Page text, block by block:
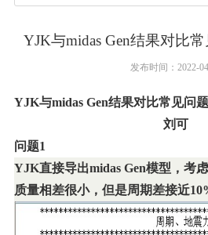
YJK与midas Gen结果对比
发布时间：2022-
YJK与midas Gen结果对比常见问题
刘可
问题1
YJK直接导出midas Gen模型，考
质量相差很小，但是周期差接近